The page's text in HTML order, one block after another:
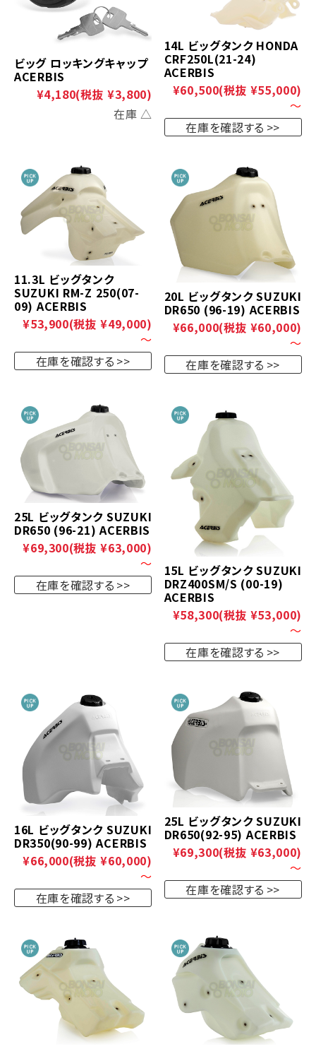
ビッグ ロッキングキャップ
ACERBIS
¥4,180(税抜 ¥3,800)
在庫 △
14L ビッグタンク HONDA
CRF250L(21-24)
ACERBIS
¥60,500(税抜 ¥55,000)
～
在庫を確認する
11.3L ビッグタンク
SUZUKI RM-Z 250(07-
09) ACERBIS
¥53,900(税抜 ¥49,000)
～
在庫を確認する
20L ビッグタンク SUZUKI
DR650 (96-19) ACERBIS
¥66,000(税抜 ¥60,000)
～
在庫を確認する
25L ビッグタンク SUZUKI
DR650 (96-21) ACERBIS
¥69,300(税抜 ¥63,000)
～
在庫を確認する
15L ビッグタンク SUZUKI
DRZ400SM/S (00-19)
ACERBIS
¥58,300(税抜 ¥53,000)
～
在庫を確認する
16L ビッグタンク SUZUKI
DR350(90-99) ACERBIS
¥66,000(税抜 ¥60,000)
～
在庫を確認する
25L ビッグタンク SUZUKI
DR650(92-95) ACERBIS
¥69,300(税抜 ¥63,000)
～
在庫を確認する